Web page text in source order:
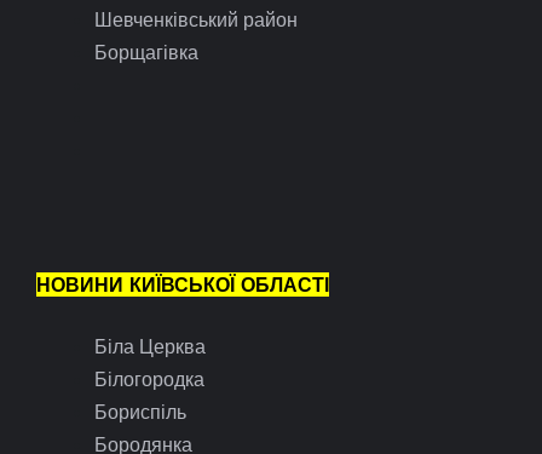
Шевченківський район
Борщагівка
НОВИНИ КИЇВСЬКОЇ ОБЛАСТІ
Біла Церква
Білогородка
Бориспіль
Бородянка